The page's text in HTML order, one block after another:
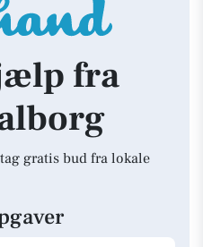
fra
gratis bud fra lokale